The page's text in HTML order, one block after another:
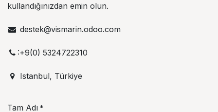
kullandığınızdan emin olun.
destek@vismarin.odoo.com
:+9(0) 5324722310
Istanbul, Türkiye
Tam Adı *